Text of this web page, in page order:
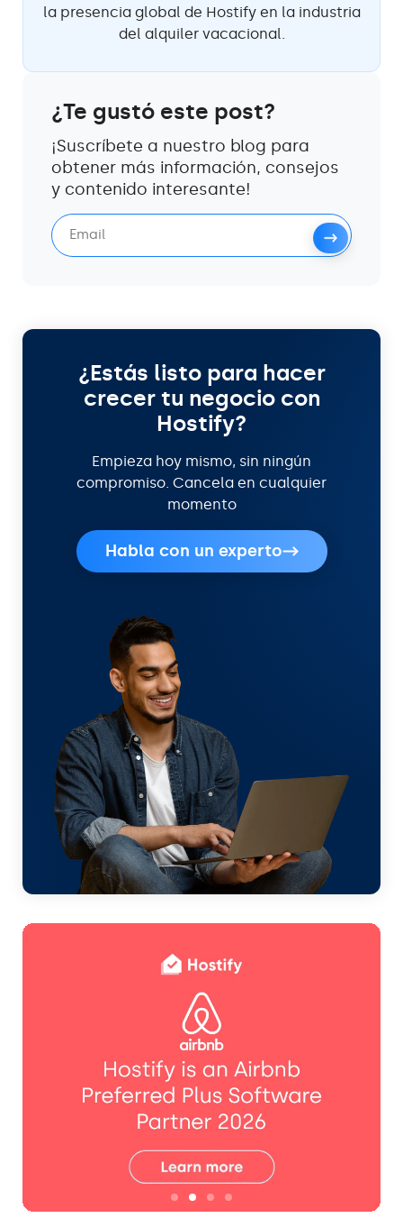
la presencia global de Hostify en la industria
del alquiler vacacional.
¿Te gustó este post?
¡Suscríbete a nuestro blog para
obtener más información, consejos
y contenido interesante!
¿Estás listo para hacer
crecer tu negocio con
Hostify?
Empieza hoy mismo, sin ningún
compromiso. Cancela en cualquier
momento
Habla con un experto